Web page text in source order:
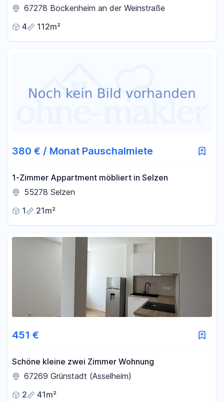
67278 Bockenheim an der Weinstraße
4
112m²
380 € / Monat Pauschalmiete
1-Zimmer Appartment möbliert in Selzen
55278 Selzen
1
21m²
451 €
Schöne kleine zwei Zimmer Wohnung
67269 Grünstadt (Asselheim)
2
41m²